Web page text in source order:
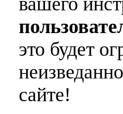
это будет
сайте!